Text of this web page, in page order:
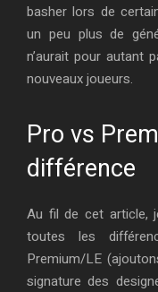
basher lors de
un peu plus de
n’aurait pour autant
nouveaux joueurs.
Pro vs
différence
Au fil de cet article,
toutes les
Premium/LE
signature des